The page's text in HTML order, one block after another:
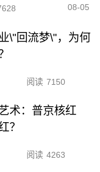
08-05
\"回流梦\"，为何
阅读 7150
术：普京核红
？
阅读 4263